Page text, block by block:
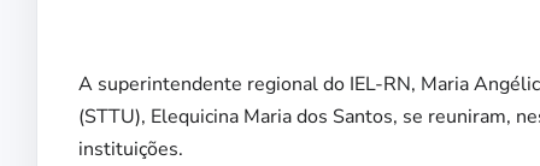
A superintendente regional do IEL-RN, Maria
(STTU), Elequicina Maria dos Santos, se reuniram,
instituições.